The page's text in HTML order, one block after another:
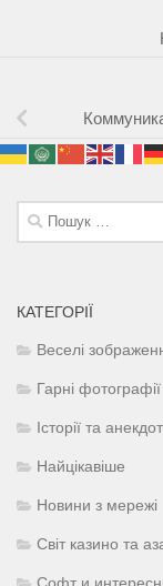
Пошук:
КАТЕГОРІЇ
Веселі
Гарні фотографії
Історії та
Найцікавіше
Новини з мережі
Світ казино та